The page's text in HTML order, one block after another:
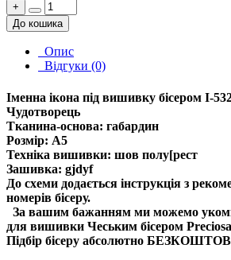
+
До кошика
Опис
Відгуки (0)
Іменна ікона під вишивку бісером І-
Чудотворець
Тканина-основа: габардин
Розмір: А5
Техніка вишивки: шов полу[рест
Зашивка: gjdyf
До схеми додається інструкція з
номерів бісеру.
За вашим бажанням ми можемо
для вишивки Чеським бісером
Підбір бісеру абсолютно